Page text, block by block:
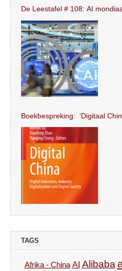
De Leestafel #
Boekbespreking: ‘Digitaal
TAGS
Afrika - China AI Alibaba